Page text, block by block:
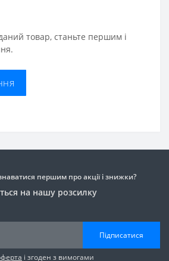
товар, станьте першим і
першим про акції і знижки?
на нашу розсилку
Підписатися
і згоден з вимогами